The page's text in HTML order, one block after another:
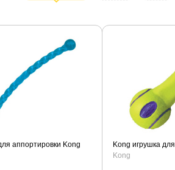
аппортировки Kong
Kong игрушка
Kong